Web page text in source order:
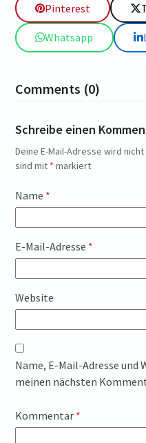
Pinterest
Whatsapp
Comments (0)
Schreibe einen
Deine E-Mail-Adresse wird
sind mit * markiert
Name *
E-Mail-Adresse *
Website
Name, E-Mail-Adresse und
meinen nächsten
Kommentar *